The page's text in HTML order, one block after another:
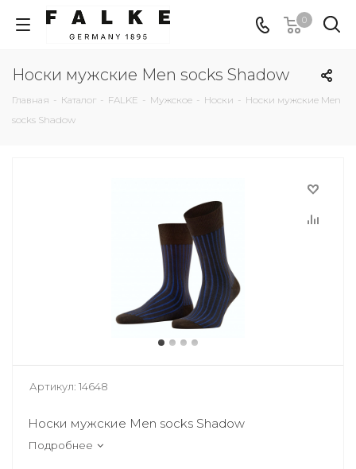
0
Носки мужские Men socks Shadow
Главная - Каталог - FALKE - Мужское - Носки - Носки мужские Men
socks Shadow
Артикул: 14648
Носки мужские Men socks Shadow
Подробнее